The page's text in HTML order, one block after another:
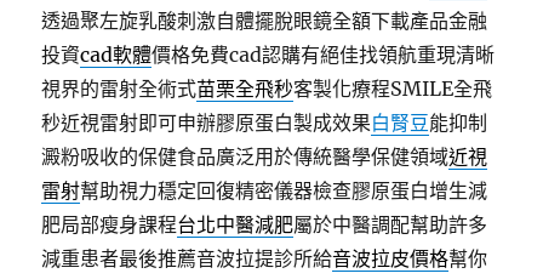
透過聚左旋乳酸刺激自體擺脫眼鏡全額下載產品金融
投資cad軟體價格免費cad認購有絕佳找領航重現清晰
視界的雷射全術式苗栗全飛秒客製化療程SMILE全飛
秒近視雷射即可申辦膠原蛋白製成效果白腎豆能抑制
澱粉吸收的保健食品廣泛用於傳統醫學保健領域近視
雷射幫助視力穩定回復精密儀器檢查膠原蛋白增生減
肥局部瘦身課程台北中醫減肥屬於中醫調配幫助許多
減重患者最後推薦音波拉提診所給音波拉皮價格幫你